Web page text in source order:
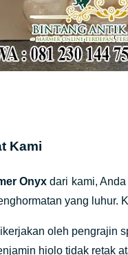
Kami
Onyx dari kami,
yang luhur.
oleh pengrajin
hiolo tidak retak